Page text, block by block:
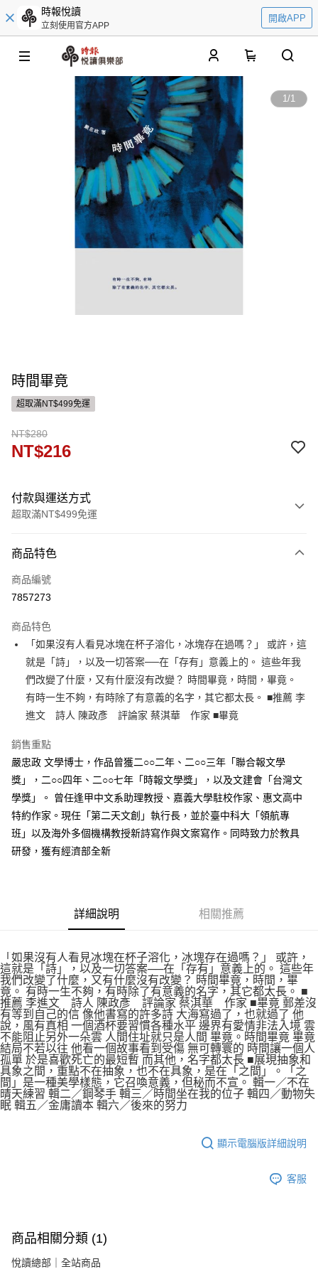
時報悅讀
立刻使用官方APP
開啟APP
1/1
時間畢竟
超取滿NT$499免運
NT$280
NT$216
付款與運送方式
超取滿NT$499免運
信用卡一次付款
ATM付款
運送方式
付款後全家取貨
每筆NT$60，滿NT$499(含以上)免運費
付款後7-11取貨
每筆NT$60，滿NT$499(含以上)免運費
宅配
每筆NT$100，滿NT$499(含以上)免運費
商品特色
商品編號
7857273
商品特色
「如果沒有人看見冰塊在杯子溶化，冰塊存在過嗎？」 或許，這
就是「詩」，以及一切答案──在「存有」意義上的。 這些年我
們改變了什麼，又有什麼沒有改變？ 時間畢竟，時間，畢竟。
有時一生不夠，有時除了有意義的名字，其它都太長。 ■推薦 李
進文 詩人 陳政彥 評論家 蔡淇華 作家 ■畢竟
銷售重點
嚴忠政 文學博士，作品曾獲二○○二年、二○○三年「聯合報文學
獎」，二○○四年、二○○七年「時報文學獎」，以及文建會「台灣文
學獎」。 曾任逢甲中文系助理教授、嘉義大學駐校作家、惠文高中
特約作家。現任「第二天文創」執行長，並於臺中科大「領航專
班」以及海外多個機構教授新詩寫作與文案寫作。同時致力於教具
研發，獲有經濟部全新
詳細說明 相關推薦
「如果沒有人看見冰塊在杯子溶化，冰塊存在過嗎？」 或許，
這就是「詩」，以及一切答案──在「存有」意義上的。 這些年
我們改變了什麼，又有什麼沒有改變？ 時間畢竟，時間，畢
竟。 有時一生不夠，有時除了有意義的名字，其它都太長。 ■
推薦 李進文 詩人 陳政彥 評論家 蔡淇華 作家 ■畢竟 郵差沒
有等到自己的信 像他書寫的許多詩 大海寫過了，也就過了 他
說，風有真相 一個酒杯要習慣各種水平 邊界有愛情非法入境 雲
不能阻止另外一朵雲 人間住址就只是人間 畢竟。時間畢竟 畢竟
結局不若以往 他看一個故事看到受傷 無可轉寰的 時間讓一個人
孤單 於是喜歡死亡的最短暫 而其他，名字都太長 ■展現抽象和
具象之間，重點不在抽象，也不在具象，是在「之間」。「之
間」是一種美學樣態，它召喚意義，但秘而不宣。 輯一／不在
晴天練習 輯二／鋼琴手 輯三／時間坐在我的位子 輯四／動物失
眠 輯五／金庸讀本 輯六／後來的努力
顯示電腦版詳細說明
客服
商品相關分類 (1)
悅讀總部｜全站商品